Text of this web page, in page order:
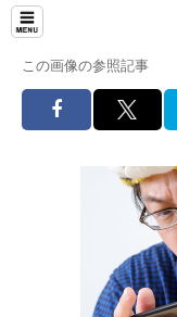
この画像の参照記事